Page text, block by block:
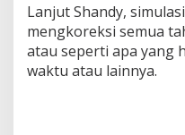
t
u
n
t
u
Lanjut Shandy,
mengkoreksi semua
atau seperti apa yang
waktu atau lainnya.